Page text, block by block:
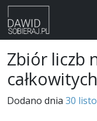
to
content
Zbiór liczb
Dodano dnia 30